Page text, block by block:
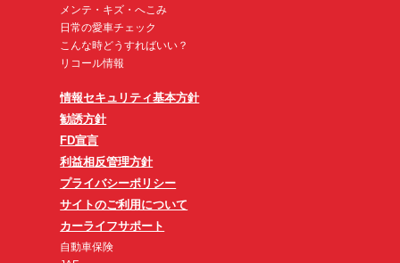
メンテ・キズ・へこみ
日常の愛車チェック
こんな時どうすればいい？
リコール情報
情報セキュリティ基本方針
勧誘方針
FD宣言
利益相反管理方針
プライバシーポリシー
サイトのご利用について
カーライフサポート
自動車保険